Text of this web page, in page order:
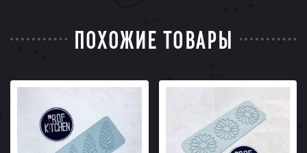
ПОХОЖИЕ ТОВАРЫ